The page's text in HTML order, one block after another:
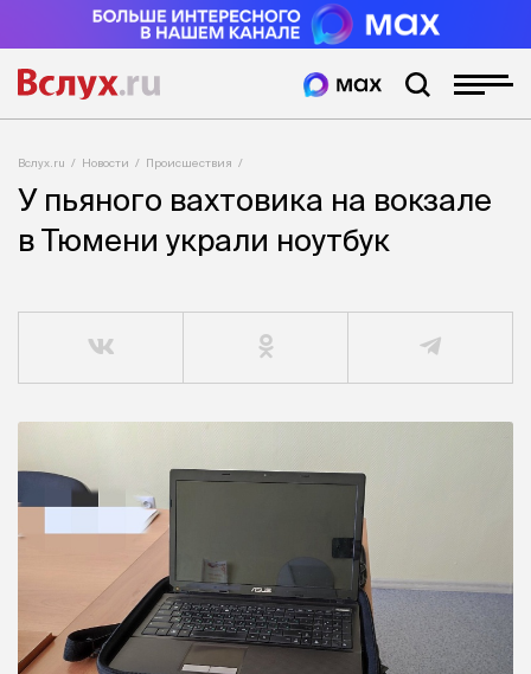
Вслух.ru Новости Происшествия
У пьяного вахтовика на вокзале
в Тюмени украли ноутбук